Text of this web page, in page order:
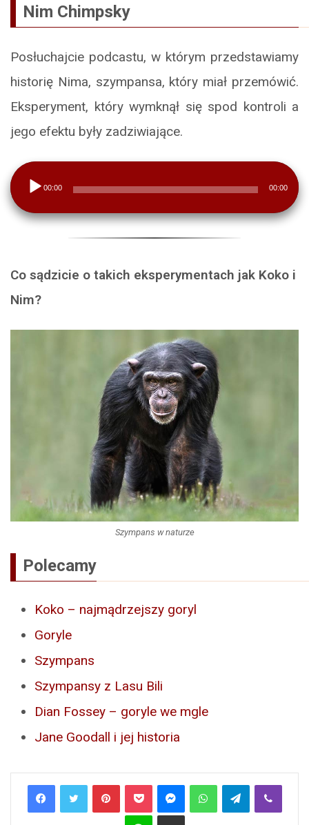
Nim Chimpsky
Posłuchajcie podcastu, w którym przedstawiamy
historię Nima, szympansa, który miał przemówić.
Eksperyment, który wymknął się spod kontroli a
jego efektu były zadziwiające.
Odtwarzacz
plików
dźwiękowych
00:00 00:00
Co sądzicie o takich eksperymentach jak Koko i
Nim?
Szympans w naturze
Polecamy
Koko – najmądrzejszy goryl
Goryle
Szympans
Szympansy z Lasu Bili
Dian Fossey – goryle we mgle
Jane Goodall i jej historia
PinterestPocket MessengerWhatsAppTelegramViber
Line Share via Email